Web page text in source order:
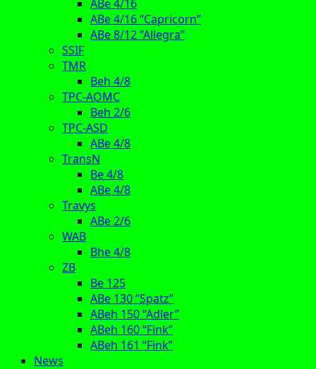
ABe 4/16
ABe 4/16 “Capricorn”
ABe 8/12 “Allegra”
SSIF
TMR
Beh 4/8
TPC-AOMC
Beh 2/6
TPC-ASD
ABe 4/8
TransN
Be 4/8
ABe 4/8
Travys
ABe 2/6
WAB
Bhe 4/8
ZB
Be 125
ABe 130 “Spatz”
ABeh 150 “Adler”
ABeh 160 “Fink”
ABeh 161 “Fink”
News